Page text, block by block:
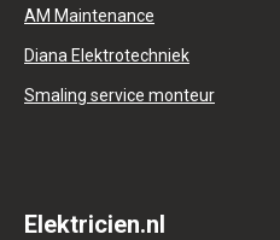
AM Maintenance
Diana Elektrotechniek
Smaling service monteur
Elektricien.nl